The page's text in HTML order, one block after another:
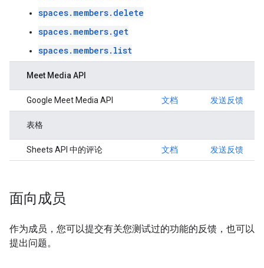
spaces.members.delete
spaces.members.get
spaces.members.list
Meet Media API
Google Meet Media API 文档 发送反馈
表格
Sheets API 中的评论 文档 发送反馈
面向成员
作为成员，您可以提交有关您测试过的功能的反馈，也可以
提出问题。